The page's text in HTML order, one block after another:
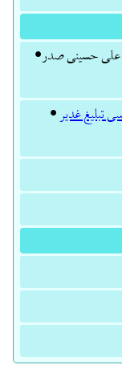
حسینی صدر•
تبلیغ غدیر•